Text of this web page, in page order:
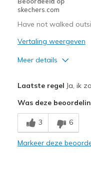
Sizing
View On Shoes
skechers.com
Have not walked
Vertaling weergeven
Meer details
Breathe Well
Comfortable
Laatste regel Ja, ik
Was deze
3 6
Markeer deze